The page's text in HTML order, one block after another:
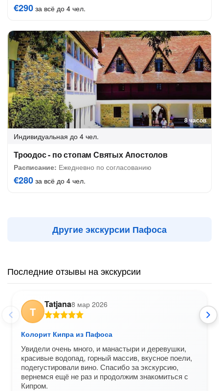
€290 за всё до 4 чел.
8 часов
Индивидуальная до 4 чел.
Троодос - по стопам Святых Апостолов
Расписание: Ежедневно по согласованию
€280 за всё до 4 чел.
Другие экскурсии Пафоса
Последние отзывы на экскурсии
T
Tatjana8 мар 2026
Колорит Кипра из Пафоса
Увидели очень много, и манастыри и деревушки,
красивые водопад, горный массив, вкусное поели,
подегустировали вино. Спасибо за экскурсию,
вернемся ещё не раз и продолжим знакомиться с
Кипром.